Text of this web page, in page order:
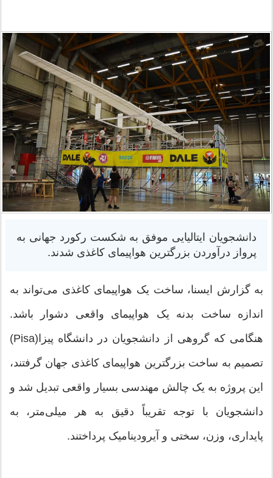
دانشجویان ایتالیایی موفق به شکست رکورد جهانی به
پرواز درآوردن بزرگترین هواپیمای کاغذی شدند.
به گزارش ایسنا، ساخت یک هواپیمای کاغذی می‌تواند به
اندازه ساخت بدنه یک هواپیمای واقعی دشوار باشد.
هنگامی که گروهی از دانشجویان در دانشگاه پیزا(Pisa)
تصمیم به ساخت بزرگترین هواپیمای کاغذی جهان گرفتند،
این پروژه به یک چالش مهندسی بسیار واقعی تبدیل شد و
دانشجویان با توجه تقریباً دقیق به هر میلی‌متر، به
پایداری، وزن، سختی و آیرودینامیک پرداختند.